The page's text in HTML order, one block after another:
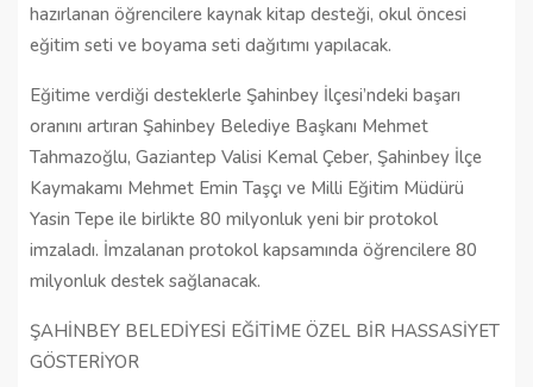
hazırlanan öğrencilere kaynak kitap desteği, okul öncesi
eğitim seti ve boyama seti dağıtımı yapılacak.
Eğitime verdiği desteklerle Şahinbey İlçesi’ndeki başarı
oranını artıran Şahinbey Belediye Başkanı Mehmet
Tahmazoğlu, Gaziantep Valisi Kemal Çeber, Şahinbey İlçe
Kaymakamı Mehmet Emin Taşçı ve Milli Eğitim Müdürü
Yasin Tepe ile birlikte 80 milyonluk yeni bir protokol
imzaladı. İmzalanan protokol kapsamında öğrencilere 80
milyonluk destek sağlanacak.
ŞAHİNBEY BELEDİYESİ EĞİTİME ÖZEL BİR HASSASİYET
GÖSTERİYOR